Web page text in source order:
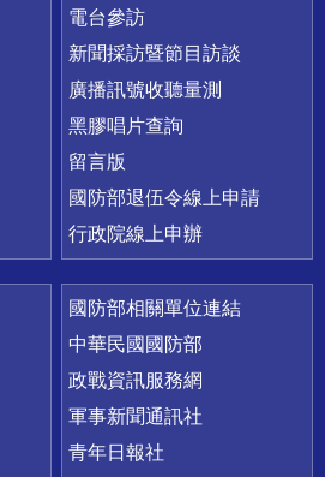
電台參訪
新聞採訪暨節目訪談
廣播訊號收聽量測
黑膠唱片查詢
留言版
國防部退伍令線上申請
行政院線上申辦
國防部相關單位連結
中華民國國防部
政戰資訊服務網
軍事新聞通訊社
青年日報社